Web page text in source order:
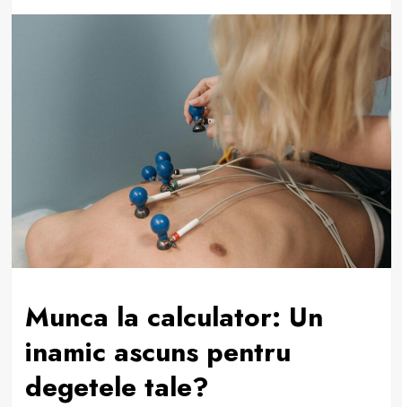
Munca la calculator: Un
inamic ascuns pentru
degetele tale?